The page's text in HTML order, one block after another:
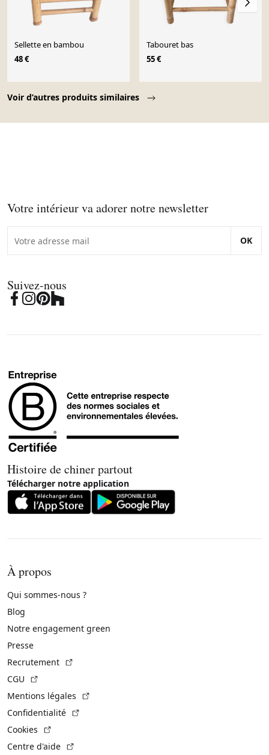
Voir d’autres produits similaires
Sellette en bambou
48 €
Tabouret bas
55 €
Votre intérieur va adorer notre newsletter
OK
Suivez-nous
Histoire de chiner partout
Télécharger notre application
À propos
Qui sommes-nous ?
Blog
Notre engagement green
Presse
Recrutement
CGU
Mentions légales
Confidentialité
Cookies
Centre d'aide